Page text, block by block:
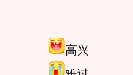
高兴